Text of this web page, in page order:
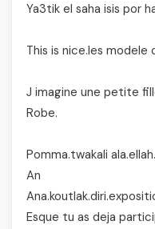
Ya3tik el saha isis por
This is nice.les modele
J imagine une petite
Robe.
Pomma.twakali ala.ellah.
An
Esque tu as deja